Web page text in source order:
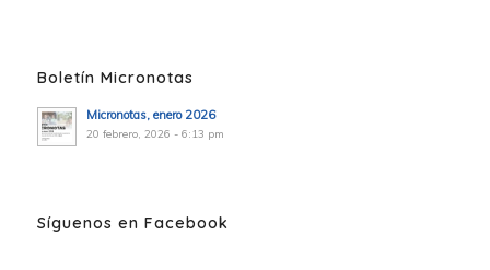
Boletín Micronotas
Micronotas, enero 2026
20 febrero, 2026 - 6:13 pm
Síguenos en Facebook